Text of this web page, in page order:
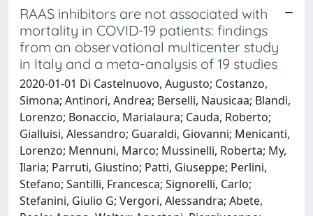
RAAS inhibitors are not associated with
mortality in COVID-19 patients: findings
from an observational multicenter study
in Italy and a meta-analysis of 19 studies
2020-01-01 Di Castelnuovo, Augusto; Costanzo,
Simona; Antinori, Andrea; Berselli, Nausicaa; Blandi,
Lorenzo; Bonaccio, Marialaura; Cauda, Roberto;
Gialluisi, Alessandro; Guaraldi, Giovanni; Menicanti,
Lorenzo; Mennuni, Marco; Mussinelli, Roberta; My,
Ilaria; Parruti, Giustino; Patti, Giuseppe; Perlini,
Stefano; Santilli, Francesca; Signorelli, Carlo;
Stefanini, Giulio G; Vergori, Alessandra; Abete,